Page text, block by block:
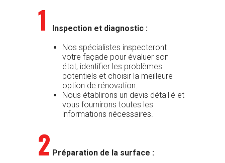
Inspection et diagnostic :
Nos spécialistes inspecteront
votre façade pour évaluer son
état, identifier les problèmes
potentiels et choisir la meilleure
option de rénovation.
Nous établirons un devis détaillé et
vous fournirons toutes les
informations nécessaires.
1
Préparation de la surface :
2